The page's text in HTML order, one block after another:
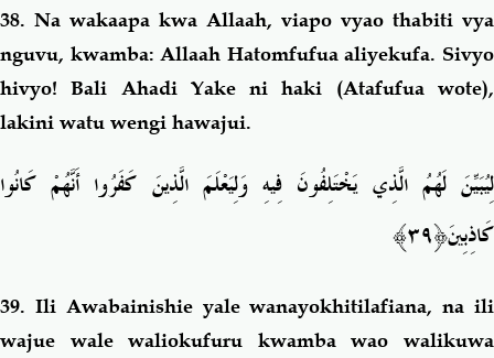
38. Na wakaapa kwa Allaah, viapo vyao thabiti vya
nguvu, kwamba: Allaah Hatomfufua aliyekufa. Sivyo
hivyo! Bali Ahadi Yake ni haki (Atafufua wote),
lakini watu wengi hawajui.
لِيُبَيِّنَ لَهُمُ الَّذِي يَخْتَلِفُونَ فِيهِ وَلِيَعْلَمَ الَّذِينَ كَفَرُوا أَنَّهُمْ كَانُوا
كَاذِبِينَ﴿٣٩﴾
39. Ili Awabainishie yale wanayokhitilafiana, na ili
wajue wale waliokufuru kwamba wao walikuwa